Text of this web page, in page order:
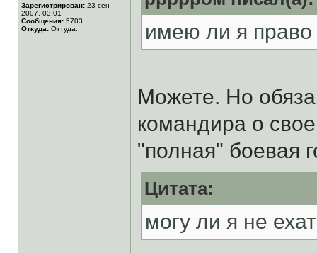
Зарегистрирован: 23 сен
2007, 03:01
Сообщения: 5703
Откуда: Оттуда... имею ли я право
Можете. Но
командира о
"полная" боевая
Цитата:
могу ли я не